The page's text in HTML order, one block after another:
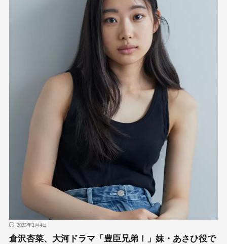
2025年2月4日
倉沢杏菜、大河ドラマ「豊臣兄弟！」妹・あさひ役で